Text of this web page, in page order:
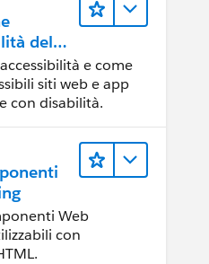
del
e come
siti web e app
con disabilità.
Web
con